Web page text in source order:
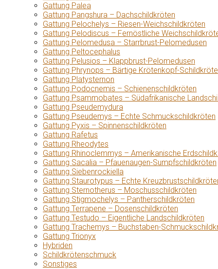
Gattung Palea
Gattung Pangshura – Dachschildkröten
Gattung Pelochelys – Riesen-Weichschildkröten
Gattung Pelodiscus – Fernöstliche
Gattung Pelomedusa – Starrbrust-Pelomedusen
Gattung Peltocephalus
Gattung Pelusios – Klappbrust-Pelomedusen
Gattung Phrynops – Bärtige Krötenkopf-
Gattung Platysternon
Gattung Podocnemis – Schienenschildkröten
Gattung Psammobates – Südafrikanische
Gattung Pseudemydura
Gattung Pseudemys – Echte Schmuckschildkröten
Gattung Pyxis – Spinnenschildkröten
Gattung Rafetus
Gattung Rheodytes
Gattung Rhinoclemmys – Amerikanische
Gattung Sacalia – Pfauenaugen-Sumpfschildkröten
Gattung Siebenrockiella
Gattung Staurotypus – Echte
Gattung Sternotherus – Moschusschildkröten
Gattung Stigmochelys – Pantherschildkröten
Gattung Terrapene – Dosenschildkröten
Gattung Testudo – Eigentliche Landschildkröten
Gattung Trachemys – Buchstaben-
Gattung Trionyx
Hybriden
Schildkrötenschmuck
Sonstiges